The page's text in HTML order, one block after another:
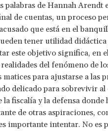
palabras de Hannah
de cuentas, un proceso
que está en el
tener utilidad didáctica
este objetivo significa, en
del fenómeno de
matices para ajustarse a las
delicado para sobrevivir
la fiscalía y la defensa
de otras aspiraciones,
importante intentar. No es